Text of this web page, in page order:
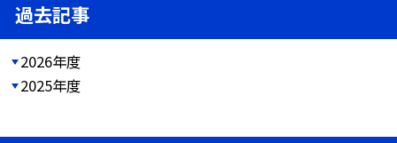
過去記事
2026年度
2025年度